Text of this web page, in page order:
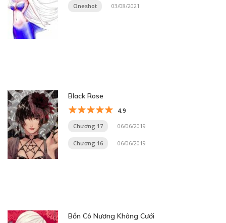
Oneshot 03/08/2021
Black Rose
4.9
Chương 17 06/06/2019
Chương 16 06/06/2019
Bổn Cô Nương Không Cưới